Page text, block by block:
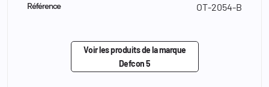
Référence OT-2054-B
Voir les produits de la marque
Defcon 5